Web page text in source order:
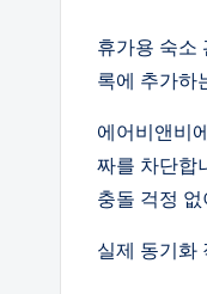
휴가용 숙소
록에 추가하
에어비앤비
짜를 차단합
충돌 걱정
실제 동기화